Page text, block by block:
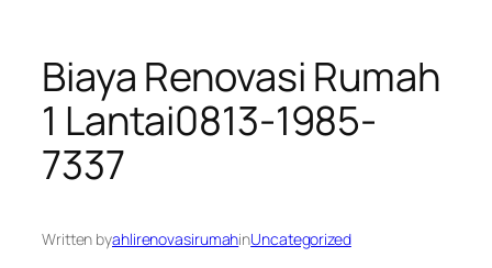
Biaya Renovasi Rumah
1 Lantai0813-1985-
7337
Written byahlirenovasirumahinUncategorized